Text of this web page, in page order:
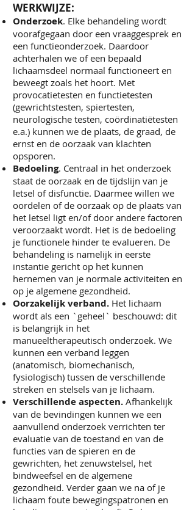
WERKWIJZE:
Onderzoek. Elke behandeling wordt
voorafgegaan door een vraaggesprek en
een functieonderzoek. Daardoor
achterhalen we of een bepaald
lichaamsdeel normaal functioneert en
beweegt zoals het hoort. Met
provocatietesten en functietesten
(gewrichtstesten, spiertesten,
neurologische testen, coördinatiëtesten
e.a.) kunnen we de plaats, de graad, de
ernst en de oorzaak van klachten
opsporen.
Bedoeling. Centraal in het onderzoek
staat de oorzaak en de tijdslijn van je
letsel of disfunctie. Daarmee willen we
oordelen of de oorzaak op de plaats van
het letsel ligt en/of door andere factoren
veroorzaakt wordt. Het is de bedoeling
je functionele hinder te evalueren. De
behandeling is namelijk in eerste
instantie gericht op het kunnen
hernemen van je normale activiteiten en
op je algemene gezondheid.
Oorzakelijk verband. Het lichaam
wordt als een `geheel` beschouwd: dit
is belangrijk in het
manueeltherapeutisch onderzoek. We
kunnen een verband leggen
(anatomisch, biomechanisch,
fysiologisch) tussen de verschillende
streken en stelsels van je lichaam.
Verschillende aspecten. Afhankelijk
van de bevindingen kunnen we een
aanvullend onderzoek verrichten ter
evaluatie van de toestand en van de
functies van de spieren en de
gewrichten, het zenuwstelsel, het
bindweefsel en de algemene
gezondheid. Verder gaan we na of je
lichaam foute bewegingspatronen en